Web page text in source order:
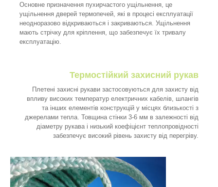
Основне призначення пухирчастого ущільнення, це
ущільнення дверей термопечей, які в процесі експлуатації
неодноразово відкриваються і закриваються. Ущільнення
мають стрічку для кріплення, що забезпечує їх тривалу
експлуатацію.
Термостійкий захисний рукав
Плетені захисні рукави застосовуються для захисту від
впливу високих температур електричних кабелів, шлангів
та інших елементів конструкцій у місцях близькості з
джерелами тепла. Товщина стінки 3-6 мм в залежності від
діаметру рукава і низький коефіцієнт теплопровідності
забезпечує високий рівень захисту від перегріву.